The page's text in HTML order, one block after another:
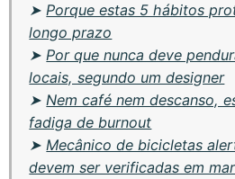
➤ Porque estas 5 hábitos
longo prazo
➤ Por que nunca deve
locais, segundo um designer
➤ Nem café nem descanso,
fadiga de burnout
➤ Mecânico de bicicletas
devem ser verificadas em